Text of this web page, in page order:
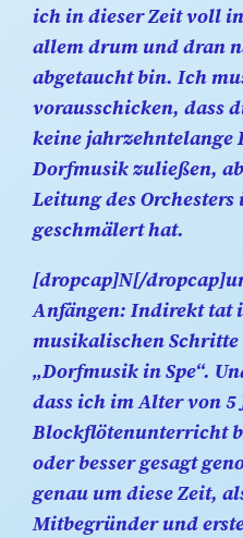
ich in dieser Zeit voll
allem drum und dran
abgetaucht bin. Ich
vorausschicken, dass
keine
Dorfmusik zuließen,
Leitung des
geschmälert hat.
[dropcap]N[/
Anfängen: Indirekt tat
musikalischen Schritte
„Dorfmusik in Spe“.
dass ich im Alter von 5
Blockflötenunterricht
oder besser gesagt
genau um diese Zeit,
Mitbegründer und